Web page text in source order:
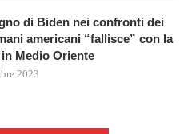
di Biden nei confronti dei
americani “fallisce” con la
Medio Oriente
2023